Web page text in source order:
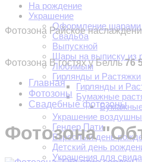
На рождение
Украшение
Оформление шарами
Свадьба
Выпускной
Шары на выписку из
Любимым
Гирлянды и Растяжки
Гирлянды и
Бумажные
Украшение
Гендер Пати
Взрослый день
Детский день
Украшения для
Фотозона Райское
Фотозона В гостях у Белль76
Главная
Фотозоны
Свадебные фотозоны
Фотозона